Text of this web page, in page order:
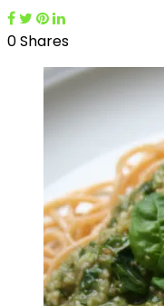
0 Shares